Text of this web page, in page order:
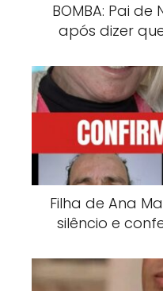
BOMBA: Pai
após dizer
Filha de Ana
silêncio e